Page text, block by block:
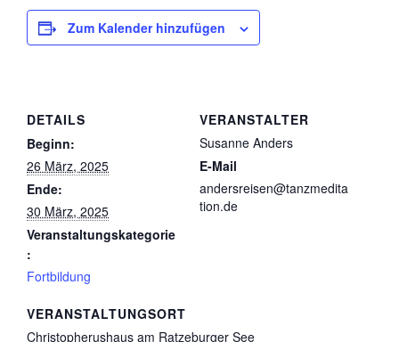
Zum Kalender hinzufügen
DETAILS
Beginn:
26 März, 2025
Ende:
30 März, 2025
Veranstaltungskategorie
:
Fortbildung
VERANSTALTUNGSORT
Christopherushaus am Ratzeburger See
VERANSTALTER
Susanne Anders
E-Mail
andersreisen@tanzmedita
tion.de